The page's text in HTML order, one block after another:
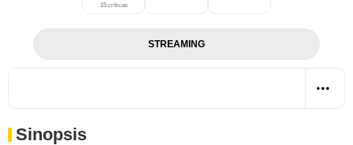
15 críticas
STREAMING
Sinopsis